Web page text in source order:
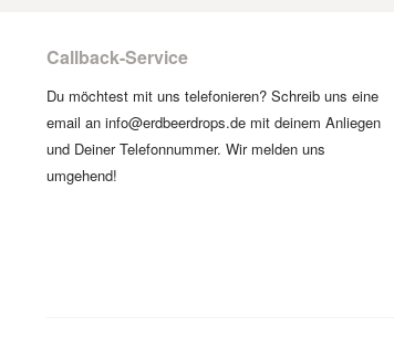
Callback-Service
Du möchtest mit uns telefonieren? Schreib uns eine
email an info@erdbeerdrops.de mit deinem Anliegen
und Deiner Telefonnummer. Wir melden uns
umgehend!